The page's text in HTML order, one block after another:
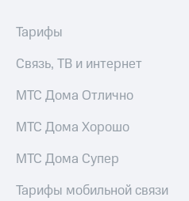
Контроль
аудит
акций
Описание
Программа
приобретения
Тарифы
Связь, ТВ и интернет
МТС Дома Отлично
МТС Дома Хорошо
МТС Дома Супер
Тарифы мобильной связи